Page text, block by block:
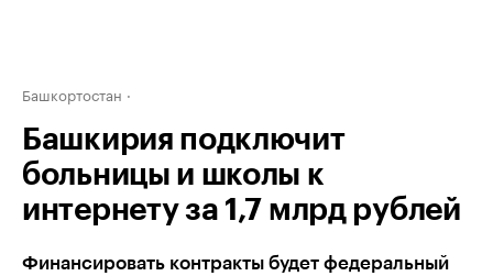
Башкортостан
Башкирия подключит
больницы и школы к
интернету за 1,7 млрд рублей
Финансировать контракты будет федеральный